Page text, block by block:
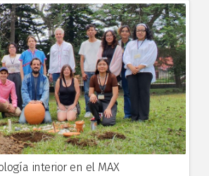
interior en el MAX